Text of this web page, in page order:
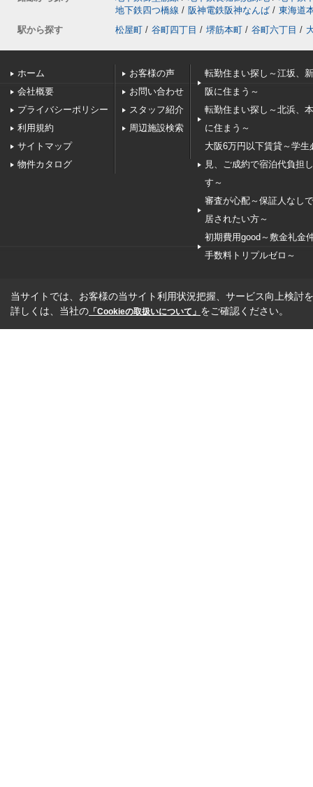
地下鉄四つ橋線 / 阪神電鉄阪神なんば / 東海道
駅から探す
松屋町 / 谷町四丁目 / 堺筋本町 / 谷町六丁目 /
ホーム
会社概要
プライバシーポリシー
利用規約
サイトマップ
物件カタログ
お客様の声
お問い合わせ
スタッフ紹介
周辺施設検索
転勤住まい探し～江坂、
阪に住まう～
転勤住まい探し～北浜、
に住まう～
大阪6万円以下賃貸～学生
見、ご成約で宿泊代負担
す～
審査が心配～保証人なし
居されたい方～
初期費用good～敷金礼金
手数料トリプルゼロ～
当サイトでは、お客様の当サイト利用状況把握、サービス向上検討
詳しくは、当社の 「Cookieの取扱いについて」 をご確認ください。